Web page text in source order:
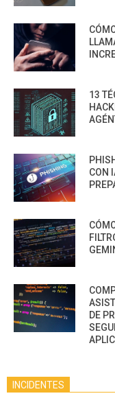
13
CON
DE
INCIDENTES